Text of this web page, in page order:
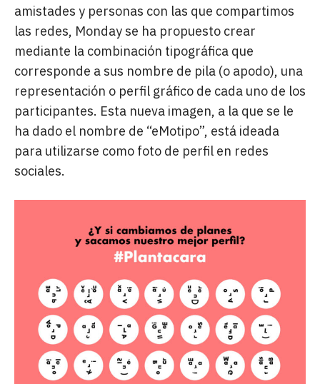
amistades y personas con las que compartimos
las redes, Monday se ha propuesto crear
mediante la combinación tipográfica que
corresponde a sus nombre de pila (o apodo), una
representación o perfil gráfico de cada uno de los
participantes. Esta nueva imagen, a la que se le
ha dado el nombre de “eMotipo”, está ideada
para utilizarse como foto de perfil en redes
sociales.